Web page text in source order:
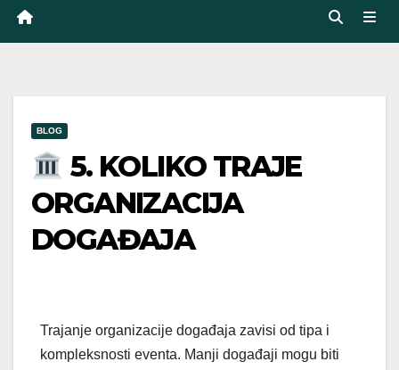
BLOG
5. KOLIKO TRAJE
ORGANIZACIJA
DOGAĐAJA
Trajanje organizacije događaja zavisi od tipa i
kompleksnosti eventa. Manji događaji mogu biti